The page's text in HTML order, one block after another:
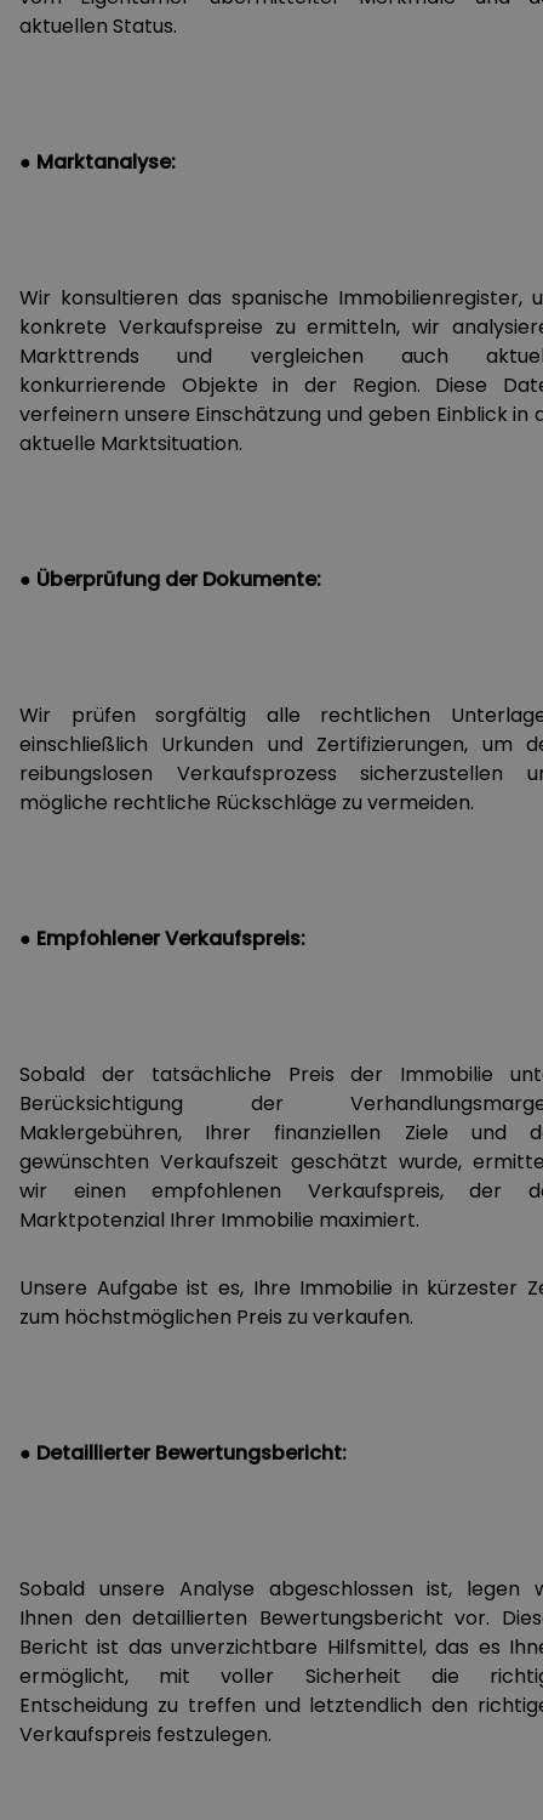
aktuellen Status.
● Marktanalyse:
Wir konsultieren das spanische Immobilienregister,
konkrete Verkaufspreise zu ermitteln, wir
Markttrends und vergleichen auch
konkurrierende Objekte in der Region. Diese
verfeinern unsere Einschätzung und geben Einblick in
aktuelle Marktsituation.
● Überprüfung der Dokumente:
Wir prüfen sorgfältig alle rechtlichen
einschließlich Urkunden und Zertifizierungen, um
reibungslosen Verkaufsprozess sicherzustellen
mögliche rechtliche Rückschläge zu vermeiden.
● Empfohlener Verkaufspreis:
Sobald der tatsächliche Preis der Immobilie
Berücksichtigung der
Maklergebühren, Ihrer finanziellen Ziele und
gewünschten Verkaufszeit geschätzt wurde,
wir einen empfohlenen Verkaufspreis, der
Marktpotenzial Ihrer Immobilie maximiert.
Unsere Aufgabe ist es, Ihre Immobilie in kürzester
zum höchstmöglichen Preis zu verkaufen.
● Detaillierter Bewertungsbericht:
Sobald unsere Analyse abgeschlossen ist, legen
Ihnen den detaillierten Bewertungsbericht vor.
Bericht ist das unverzichtbare Hilfsmittel, das es
ermöglicht, mit voller Sicherheit die
Entscheidung zu treffen und letztendlich den
Verkaufspreis festzulegen.